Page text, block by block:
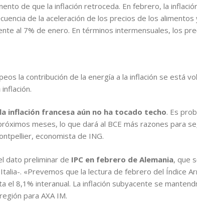
de que la inflación retroceda. En febrero, la
de la aceleración de los precios de los
al 7% de enero. En términos intermensuales, los
la contribución de la energía a la inflación se está
la inflación francesa aún no ha tocado techo. Es
meses, lo que dará al BCE más razones para
economista de ING.
dato preliminar de IPC en febrero de Alemania, que
. «Prevemos que la lectura de febrero del Índice
el 8,1% interanual. La inflación subyacente se
para AXA IM.